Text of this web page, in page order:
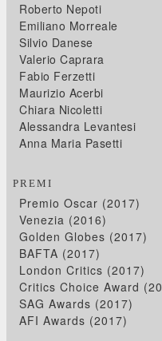
Roberto Nepoti
Emiliano Morreale
Silvio Danese
Valerio Caprara
Fabio Ferzetti
Maurizio Acerbi
Chiara Nicoletti
Alessandra Levantesi
Anna Maria Pasetti
PREMI
Premio Oscar (2017)
Venezia (2016)
Golden Globes (2017)
BAFTA (2017)
London Critics (2017)
Critics Choice Award
SAG Awards (2017)
AFI Awards (2017)